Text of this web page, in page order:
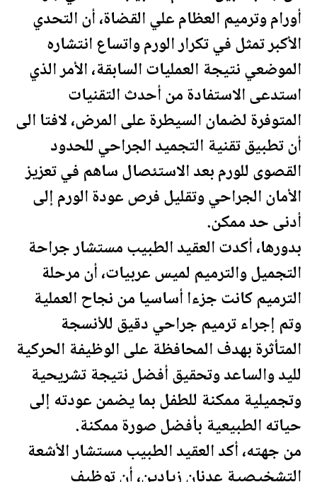
أورام وترميم العظام علي القضاة، أن التحدي
الأكبر تمثل في تكرار الورم واتساع انتشاره
الموضعي نتيجة العمليات السابقة، الأمر الذي
استدعى الاستفادة من أحدث التقنيات
المتوفرة لضمان السيطرة على المرض، لافتا الى
أن تطبيق تقنية التجميد الجراحي للحدود
القصوى للورم بعد الاستئصال ساهم في تعزيز
الأمان الجراحي وتقليل فرص عودة الورم إلى
أدنى حد ممكن.
بدورها، أكدت العقيد الطبيب مستشار جراحة
التجميل والترميم لميس عربيات، أن مرحلة
الترميم كانت جزءا أساسيا من نجاح العملية
وتم إجراء ترميم جراحي دقيق للأنسجة
المتأثرة بهدف المحافظة على الوظيفة الحركية
لليد والساعد وتحقيق أفضل نتيجة تشريحية
وتجميلية ممكنة للطفل بما يضمن عودته إلى
حياته الطبيعية بأفضل صورة ممكنة.
من جهته، أكد العقيد الطبيب مستشار الأشعة